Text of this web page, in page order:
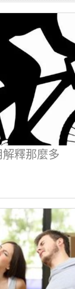
釋那麼多